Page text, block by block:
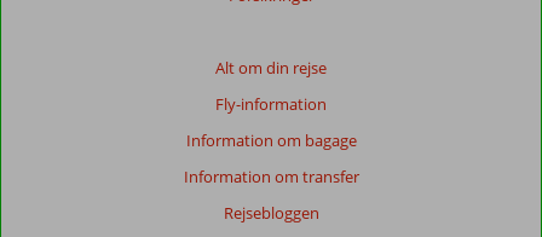
Alt om din rejse
Fly-information
Information om bagage
Information om transfer
Rejsebloggen